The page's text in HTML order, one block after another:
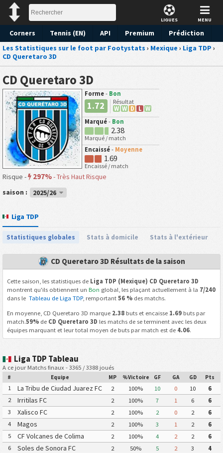
LIGUES MENU
Corners Tennis (EN) API Premium
Prédiction
Les Statistiques sur le foot par Footystats › Mexique › Liga TDP ›
CD Queretaro 3D
CD Queretaro 3D
Forme - Bon
1.72
Résultat
W W D L W
Marqué - Bon
2.38
Marqué / match
Encaissé - Moyenne
1.69
Encaissé / match
Risque - 297%-Très Haut Risque
saison :
2025/26
Liga TDP
Statistiques globales Stats à domicile Stats à l'extérieur
CD Queretaro 3D Résultats de la saison
Cette saison, les statistiques de Liga TDP (Mexique) CD Queretaro 3D
montrent qu'ils obtiennent un Bon global, les plaçant actuellement à la 7/240
dans le Tableau de Liga TDP, remportant 56 %des matchs.
En moyenne, CD Queretaro 3D marque 2.38buts et encaisse 1.69buts par
match.59%de CD Queretaro 3D les matchs de se terminent avec les deux
équipes marquant et leur total moyen de buts par match est de 4.06.
Liga TDP Tableau
A ce jour Matchs finaux - 3365 / 3388 joués
# Equipe MP %Victoire GF GA GD Pts
1 La Tribu de Ciudad Juarez FC 2 100% 10 0 10
6
2
Irritilas FC 2 100% 7 1 6
6
3
Xalisco FC 2 100% 2 0 2
6
4
Magos 2 100% 3 1 2
6
5
CF Volcanes de Colima
Deportivo Tala
2 100% 4 2 2
6
6
Soles de Sonora FC 2 50% 5 2 3
4